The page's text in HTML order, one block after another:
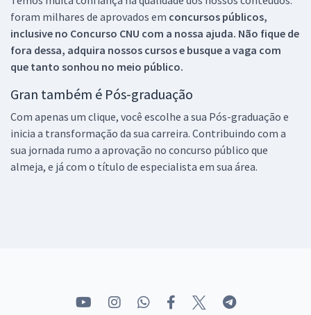
foram milhares de aprovados em concursos públicos,
inclusive no Concurso CNU com a nossa ajuda. Não fique de
fora dessa, adquira nossos cursos e busque a vaga com
que tanto sonhou no meio público.
Gran também é Pós-graduação
Com apenas um clique, você escolhe a sua Pós-graduação e
inicia a transformação da sua carreira. Contribuindo com a
sua jornada rumo a aprovação no concurso público que
almeja, e já com o título de especialista em sua área.